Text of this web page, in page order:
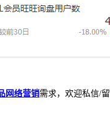
网络营销需求，欢迎私信/